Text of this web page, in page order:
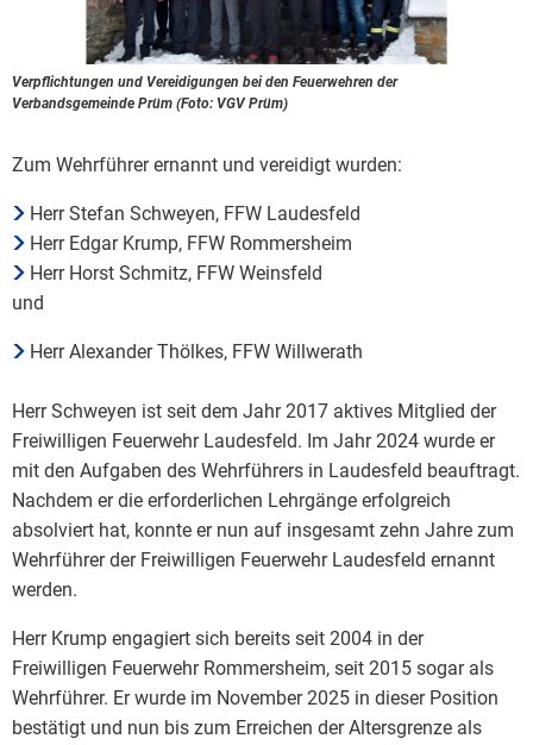
Verpflichtungen und Vereidigungen bei den Feuerwehren der
Verbandsgemeinde Prüm (Foto: VGV Prüm)
Zum Wehrführer ernannt und vereidigt wurden:
Herr Stefan Schweyen, FFW Laudesfeld
Herr Edgar Krump, FFW Rommersheim
Herr Horst Schmitz, FFW Weinsfeld
und
Herr Alexander Thölkes, FFW Willwerath
Herr Schweyen ist seit dem Jahr 2017 aktives Mitglied der
Freiwilligen Feuerwehr Laudesfeld. Im Jahr 2024 wurde er
mit den Aufgaben des Wehrführers in Laudesfeld beauftragt.
Nachdem er die erforderlichen Lehrgänge erfolgreich
absolviert hat, konnte er nun auf insgesamt zehn Jahre zum
Wehrführer der Freiwilligen Feuerwehr Laudesfeld ernannt
werden.
Herr Krump engagiert sich bereits seit 2004 in der
Freiwilligen Feuerwehr Rommersheim, seit 2015 sogar als
Wehrführer. Er wurde im November 2025 in dieser Position
bestätigt und nun bis zum Erreichen der Altersgrenze als